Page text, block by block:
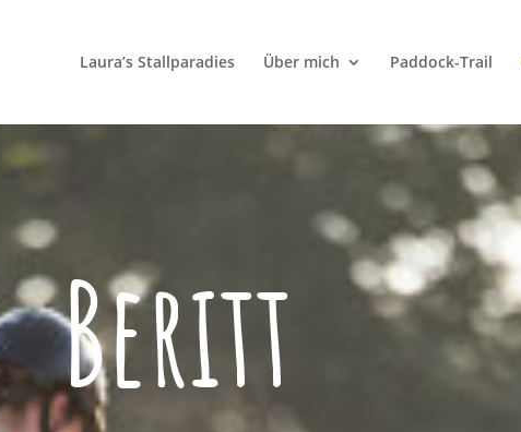
Laura’s Stallparadies Über mich Paddock-Trail
Beritt